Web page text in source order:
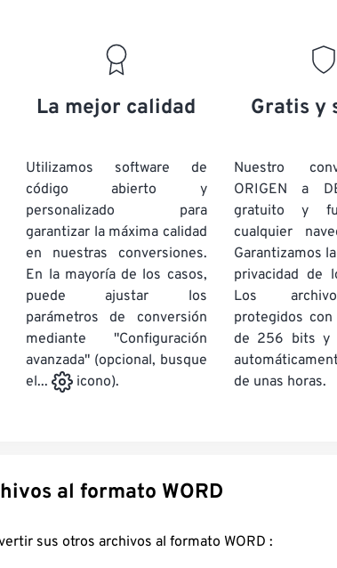
La mejor calidad
Utilizamos software de
código abierto y
personalizado para
garantizar la máxima calidad
en nuestras conversiones.
En la mayoría de los casos,
puede ajustar los
parámetros de conversión
mediante "Configuración
avanzada" (opcional, busque
el...
icono).
Gratis y
Nuestro
ORIGEN a
gratuito y
cualquier
Garantizamos
privacidad de
Los
protegidos
de 256 bits y
de unas horas.
Convertir otros archivos al formato WORD
FreeConvert.com puede convertir sus otros archivos al formato WORD :